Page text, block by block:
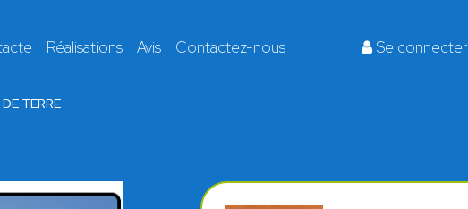
Réalisations Avis Contactez-nous Se connecter
TERRE